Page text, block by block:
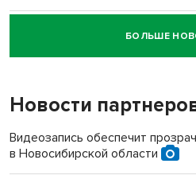
Новосибирский суд наказал
пенсионерки на вокзале
«Мы живём на пастбище!»: в
терроризируют жителей
Инвалид получил условный
БОЛЬШЕ
Новости
Видеозапись обеспечит
в Новосибирской области